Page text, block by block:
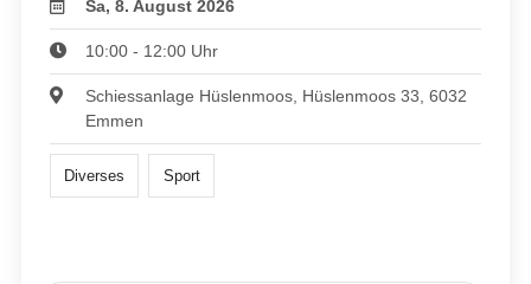
Sa, 8. August 2026
10:00 - 12:00 Uhr
Schiessanlage Hüslenmoos, Hüslenmoos 33, 6032
Emmen
Diverses Sport